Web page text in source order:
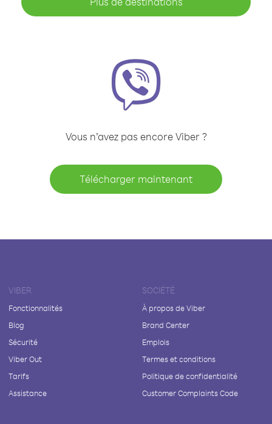
Vous n’avez pas encore Viber ?
Télécharger maintenant
VIBER
Fonctionnalités
Blog
Sécurité
Viber Out
Tarifs
Assistance
SOCIÉTÉ
À propos de Viber
Brand Center
Emplois
Termes et conditions
Politique de confidentialité
Customer Complaints Code